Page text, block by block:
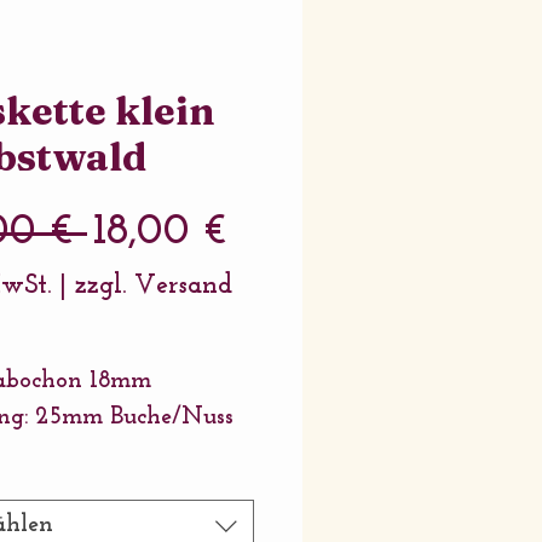
klein
€ Standardpreis
18,00 €
Preis
zzgl. Versand
18mm
25mm Buche/Nuss
6mm -